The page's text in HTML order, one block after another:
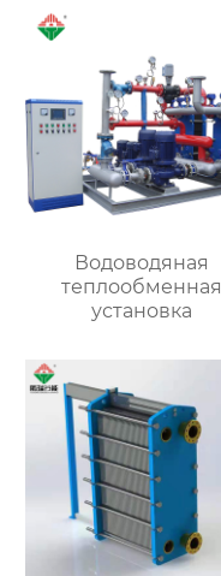
Водоводяная
теплообменная
установка